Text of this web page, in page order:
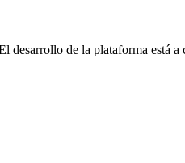
desarrollo de la plataforma está